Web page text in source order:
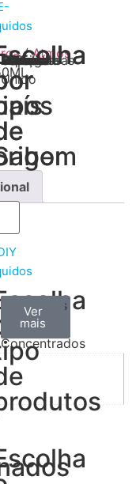
Tabaco
Frutas
Bebidas
Frescos
Sobremesas
Portugal
Alemanha
USA
Reino
Unido
Canadá
França
Malásia
Filipinas
Espanha
Polónia
Grécia
Aromas
Concentrados
Ver
todos
Bases
Ver
mais
Accesorios
Ver
mais
/Atmos